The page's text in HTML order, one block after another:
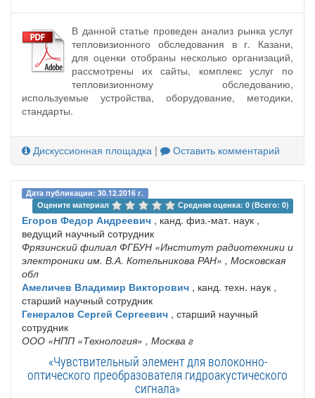
В данной статье проведен анализ рынка услуг
тепловизионного обследования в г. Казани,
для оценки отобраны несколько организаций,
рассмотрены их сайты, комплекс услуг по
тепловизионному обследованию,
используемые устройства, оборудование, методики,
стандарты.
Дискуссионная площадка | Оставить комментарий
Дата публикации: 30.12.2016 г.
Оцените материал
Средняя оценка: 0 (Всего: 0)
Егоров Федор Андреевич , канд. физ.-мат. наук ,
ведущий научный сотрудник
Фрязинский филиал ФГБУН «Институт радиотехники и
электроники им. В.А. Котельникова РАН» , Московская
обл
Амеличев Владимир Викторович , канд. техн. наук ,
старший научный сотрудник
Генералов Сергей Сергеевич , старший научный
сотрудник
ООО «НПП «Технология» , Москва г
«Чувствительный элемент для волоконно-
оптического преобразователя гидроакустического
сигнала»